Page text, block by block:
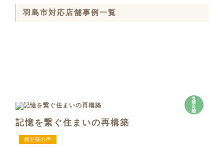
羽島市対応店舗事例一覧
見
学
可
能
記憶を繋ぐ住まいの再構築
施主様の声